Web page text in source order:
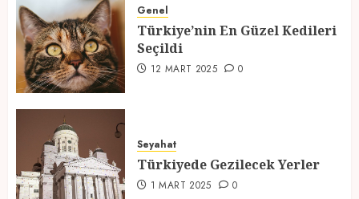
3
Seçildi
12 MART 2025 0
4
1 MART 2025
Genel
Türkiye’nin En Güzel Kedileri
Seçildi
12 MART 2025 0
Seyahat
Türkiyede Gezilecek Yerler
1 MART 2025 0